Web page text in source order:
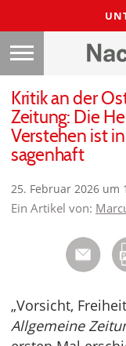
Kritik an der
Zeitung: Die
Verstehen ist
sagenhaft
25. Februar 2026 um
Ein Artikel von:
„Vorsicht,
Allgemeine